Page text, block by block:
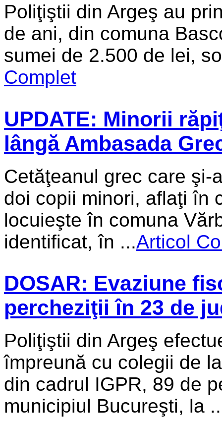
Poliţiştii din Argeş au
de ani, din comuna
sumei de 2.500 de lei,
Complet
UPDATE: Minorii
lângă Ambasada
Cetăţeanul grec care şi-
doi copii minori, aflaţi în
locuieşte în comuna
identificat, în ...Articol
DOSAR: Evaziune
percheziţii în 23 de
Poliţiştii din Argeş
împreună cu colegii de
din cadrul IGPR, 89 de
municipiul Bucureşti, la